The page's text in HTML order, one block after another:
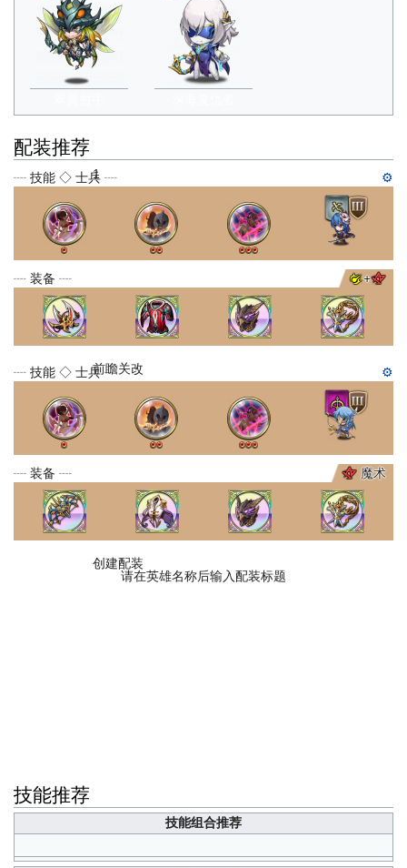
配装推荐
1
┈ 技能 ◇ 士兵 ┈ ⚙
┈ 装备 ┈ +
前瞻关改
┈ 技能 ◇ 士兵 ┈ ⚙
┈ 装备 ┈ 魔术
创建配装
请在英雄名称后输入配装标题
技能推荐
技能组合推荐